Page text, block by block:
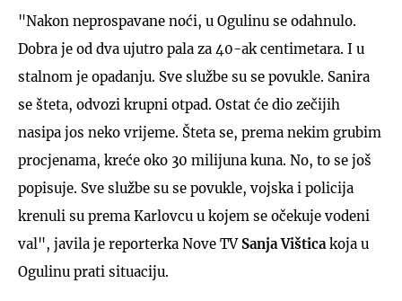
"Nakon neprospavane noći, u Ogulinu se odahnulo.
Dobra je od dva ujutro pala za 40-ak centimetara. I u
stalnom je opadanju. Sve službe su se povukle. Sanira
se šteta, odvozi krupni otpad. Ostat će dio zečijih
nasipa jos neko vrijeme. Šteta se, prema nekim grubim
procjenama, kreće oko 30 milijuna kuna. No, to se još
popisuje. Sve službe su se povukle, vojska i policija
krenuli su prema Karlovcu u kojem se očekuje vodeni
val", javila je reporterka Nove TVSanja Vištica koja u
Ogulinu prati situaciju.